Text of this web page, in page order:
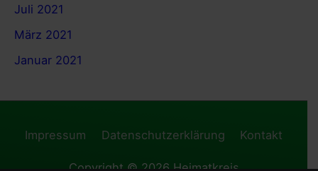
Juli 2021
März 2021
Januar 2021
Impressum Datenschutzerklärung Kontakt
Copyright © 2026 Heimatkreis